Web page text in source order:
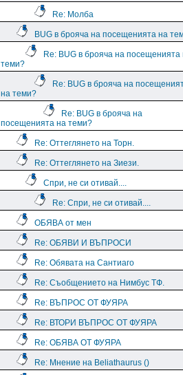
Re: Молба
BUG в брояча на посещенията на
Re: BUG в брояча на посещенията
теми?
Re: BUG в брояча на
на теми?
Re: BUG в брояча на
посещенията на теми?
Re: Оттеглянето на Торн.
Re: Оттеглянето на Зиези.
Спри, не си отивай....
Re: Спри, не си отивай....
ОБЯВА от мен
Re: ОБЯВИ И ВЪПРОСИ
Re: Обявата на Сантиаго
Re: Съобщението на Нимбус ТФ.
Re: ВЪПРОС ОТ ФУЯРА
Re: ВТОРИ ВЪПРОС ОТ ФУЯРА
Re: ОБЯВА ОТ ФУЯРА
Re: Мнение на Beliathaurus ()